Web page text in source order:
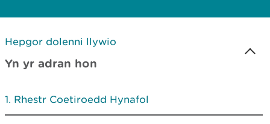
Hepgor dolenni llywio
Yn yr adran hon
Rhestr Coetiroedd Hynafol